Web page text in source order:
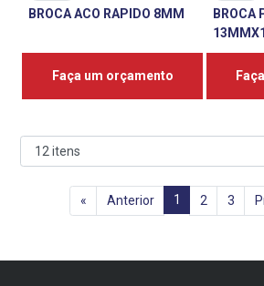
BROCA ACO RAPIDO 8MM
Faça um orçamento
BROCA
« Anterior 1 2 3